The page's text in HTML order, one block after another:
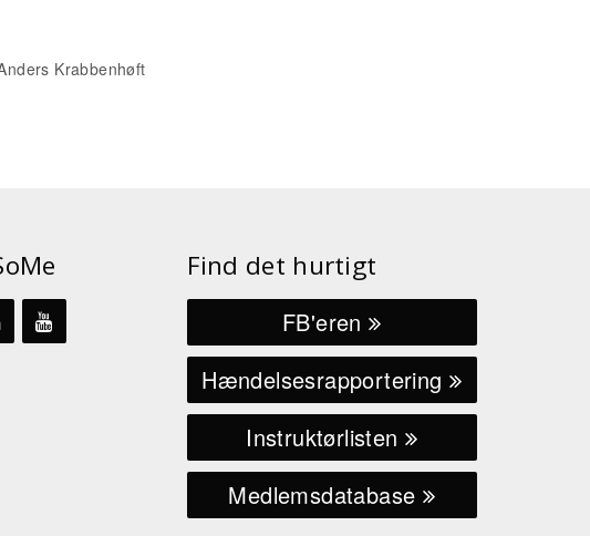
Krabbenhøft
Find det hurtigt
FB'eren
Hændelsesrapportering
Instruktørlisten
Medlemsdatabase